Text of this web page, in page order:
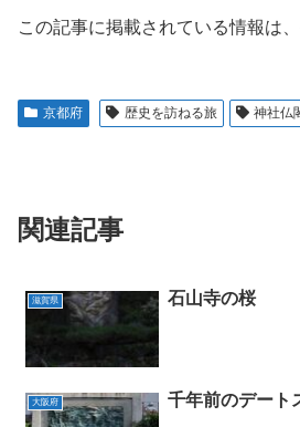
この記事に掲載されている情報は
京都府 歴史を訪ねる旅 神社仏
関連記事
滋賀県 石山寺の桜
大阪府 千年前のデート